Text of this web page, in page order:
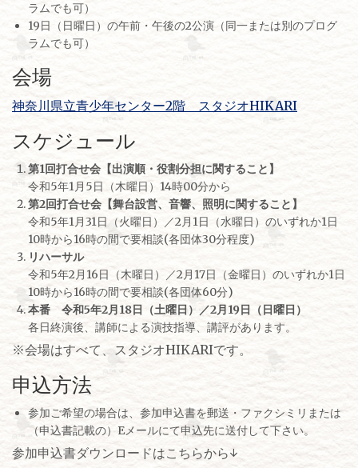
ラムでも可）
19日（日曜日）の午前・午後の2公演（同一または別のプログ
ラムでも可）
会場
神奈川県立青少年センター2階 スタジオHIKARI
スケジュール
第1回打合せ会【出演順・役割分担に関すること】
令和5年1月5日（木曜日）14時00分から
第2回打合せ会【舞台設営、音響、照明に関すること】
令和5年1月31日（火曜日）／2月1日（水曜日）のいずれか1日
10時から16時の間で要相談(各団体30分程度)
リハーサル
令和5年2月16日（木曜日）／2月17日（金曜日）のいずれか1日
10時から16時の間で要相談(各団体60分)
本番 令和5年2月18日（土曜日）／2月19日（日曜日）
各日終演後、講師による演技指導、講評があります。
※会場はすべて、スタジオHIKARIです。
申込方法
参加ご希望の場合は、参加申込書を郵送・ファクシミリまたは
（申込書記載の）Eメールにて申込先に送付して下さい。
参加申込書ダウンロードはこちらから↓